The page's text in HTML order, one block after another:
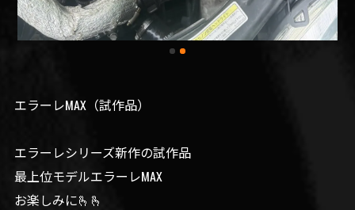
エラーレMAX（試作品）
エラーレシリーズ新作の試作品
最上位モデルエラーレMAX
お楽しみに🫰🫰